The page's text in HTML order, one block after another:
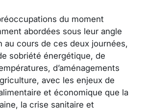
du moment
abordées sous leur angle
au cours de ces deux journées,
sobriété énergétique, de
d’aménagements
avec les enjeux de
et économique que la
la crise sanitaire et